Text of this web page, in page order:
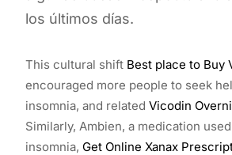
los últimos días.
This cultural shift Best place to Buy
encouraged more people to seek
insomnia, and related Vicodin
Similarly, Ambien, a medication
insomnia, Get Online Xanax